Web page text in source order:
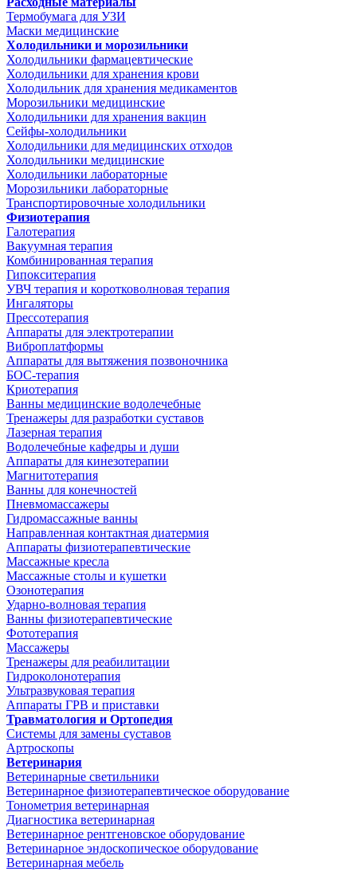
Термобумага для УЗИ
Маски медицинские
Холодильники и морозильники
Холодильники фармацевтические
Холодильники для хранения крови
Холодильник для хранения медикаментов
Морозильники медицинские
Холодильники для хранения вакцин
Сейфы-холодильники
Холодильники для медицинских отходов
Холодильники медицинские
Холодильники лабораторные
Морозильники лабораторные
Транспортировочные холодильники
Физиотерапия
Галотерапия
Вакуумная терапия
Комбинированная терапия
Гипокситерапия
УВЧ терапия и коротковолновая терапия
Ингаляторы
Прессотерапия
Аппараты для электротерапии
Виброплатформы
Аппараты для вытяжения позвоночника
БОС-терапия
Криотерапия
Ванны медицинские водолечебные
Тренажеры для разработки суставов
Лазерная терапия
Водолечебные кафедры и души
Аппараты для кинезотерапии
Магнитотерапия
Ванны для конечностей
Пневмомассажеры
Гидромассажные ванны
Направленная контактная диатермия
Аппараты физиотерапевтические
Массажные кресла
Массажные столы и кушетки
Озонотерапия
Ударно-волновая терапия
Ванны физиотерапевтические
Фототерапия
Массажеры
Тренажеры для реабилитации
Гидроколонотерапия
Ультразвуковая терапия
Аппараты ГРВ и приставки
Травматология и Ортопедия
Системы для замены суставов
Артроскопы
Ветеринария
Ветеринарные светильники
Ветеринарное физиотерапевтическое оборудование
Тонометрия ветеринарная
Диагностика ветеринарная
Ветеринарное рентгеновское оборудование
Ветеринарное эндоскопическое оборудование
Ветеринарная мебель